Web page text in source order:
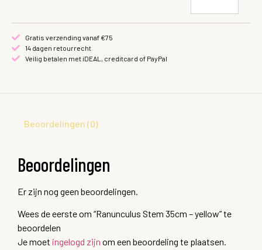
Gratis verzending vanaf €75
14 dagen retourrecht
Veilig betalen met iDEAL, creditcard of PayPal
Beoordelingen (0)
Beoordelingen
Er zijn nog geen beoordelingen.
Wees de eerste om “Ranunculus Stem 35cm – yellow” te
beoordelen
Je moet ingelogd zijn om een beoordeling te plaatsen.